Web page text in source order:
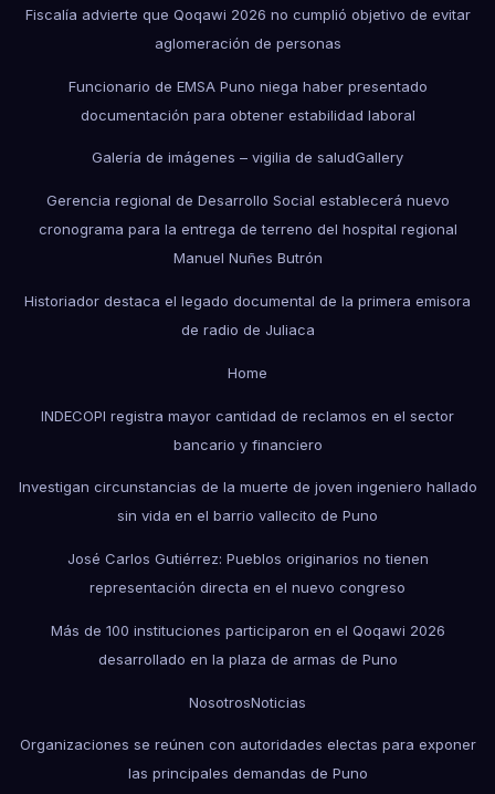
Fiscalía advierte que Qoqawi 2026 no cumplió objetivo de evitar
aglomeración de personas
Funcionario de EMSA Puno niega haber presentado
documentación para obtener estabilidad laboral
Galería de imágenes – vigilia de saludGallery
Gerencia regional de Desarrollo Social establecerá nuevo
cronograma para la entrega de terreno del hospital regional
Manuel Nuñes Butrón
Historiador destaca el legado documental de la primera emisora
de radio de Juliaca
Home
INDECOPI registra mayor cantidad de reclamos en el sector
bancario y financiero
Investigan circunstancias de la muerte de joven ingeniero hallado
sin vida en el barrio vallecito de Puno
José Carlos Gutiérrez: Pueblos originarios no tienen
representación directa en el nuevo congreso
Más de 100 instituciones participaron en el Qoqawi 2026
desarrollado en la plaza de armas de Puno
NosotrosNoticias
Organizaciones se reúnen con autoridades electas para exponer
las principales demandas de Puno